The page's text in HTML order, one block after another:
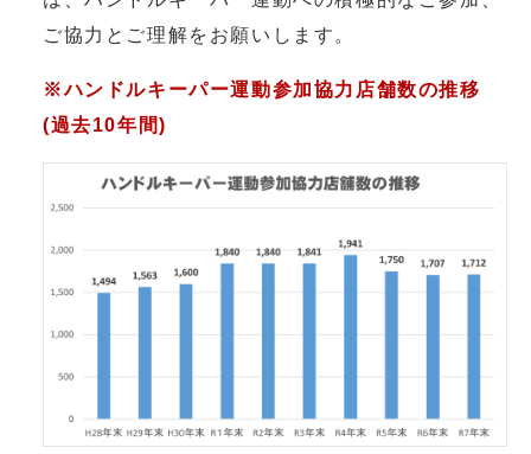
ご協力とご理解をお願いします。
※ハンドルキーパー運動参加協力店舗数の推移
(過去10年間)